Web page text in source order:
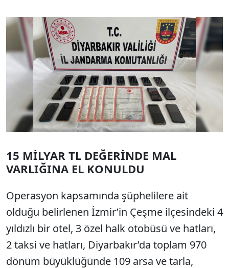
15 MİLYAR TL DEĞERİNDE MAL
VARLIĞINA EL KONULDU
Operasyon kapsamında şüphelilere ait
olduğu belirlenen İzmir’in Çeşme ilçesindeki 4
yıldızlı bir otel, 3 özel halk otobüsü ve hatları,
2 taksi ve hatları, Diyarbakır’da toplam 970
dönüm büyüklüğünde 109 arsa ve tarla,